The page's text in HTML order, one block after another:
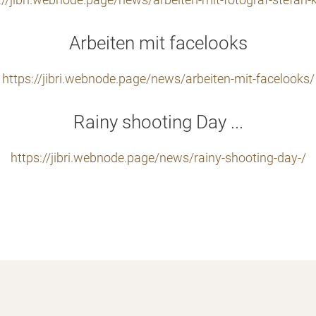
Arbeiten mit facelooks
https://jibri.webnode.page/news/arbeiten-mit-facelooks/
Rainy shooting Day ...
https://jibri.webnode.page/news/rainy-shooting-day-/